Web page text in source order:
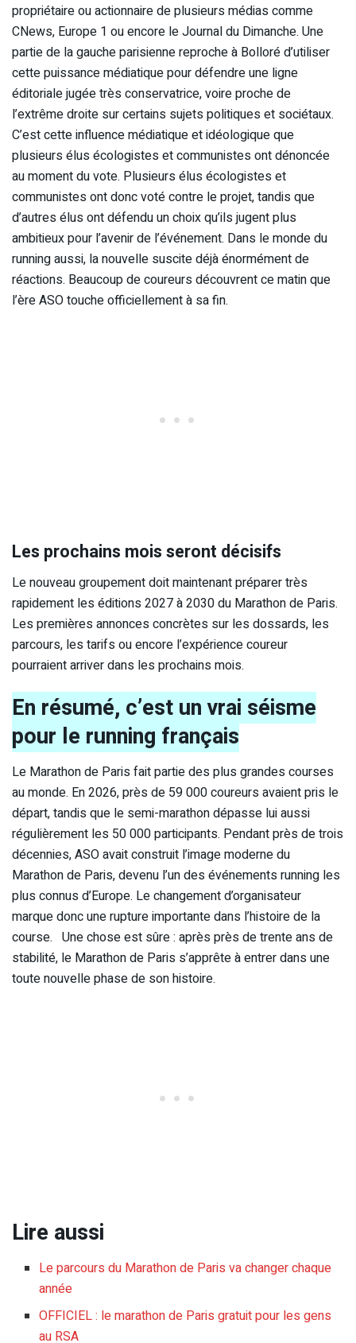
propriétaire ou actionnaire de plusieurs médias comme
CNews, Europe 1 ou encore le Journal du Dimanche. Une
partie de la gauche parisienne reproche à Bolloré d’utiliser
cette puissance médiatique pour défendre une ligne
éditoriale jugée très conservatrice, voire proche de
l’extrême droite sur certains sujets politiques et sociétaux.
C’est cette influence médiatique et idéologique que
plusieurs élus écologistes et communistes ont dénoncée
au moment du vote. Plusieurs élus écologistes et
communistes ont donc voté contre le projet, tandis que
d’autres élus ont défendu un choix qu’ils jugent plus
ambitieux pour l’avenir de l’événement. Dans le monde du
running aussi, la nouvelle suscite déjà énormément de
réactions. Beaucoup de coureurs découvrent ce matin que
l’ère ASO touche officiellement à sa fin.
Les prochains mois seront décisifs
Le nouveau groupement doit maintenant préparer très
rapidement les éditions 2027 à 2030 du Marathon de Paris.
Les premières annonces concrètes sur les dossards, les
parcours, les tarifs ou encore l’expérience coureur
pourraient arriver dans les prochains mois.
En résumé, c’est un vrai séisme
pour le running français
Le Marathon de Paris fait partie des plus grandes courses
au monde. En 2026, près de 59 000 coureurs avaient pris le
départ, tandis que le semi-marathon dépasse lui aussi
régulièrement les 50 000 participants. Pendant près de trois
décennies, ASO avait construit l’image moderne du
Marathon de Paris, devenu l’un des événements running les
plus connus d’Europe. Le changement d’organisateur
marque donc une rupture importante dans l’histoire de la
course. Une chose est sûre : après près de trente ans de
stabilité, le Marathon de Paris s’apprête à entrer dans une
toute nouvelle phase de son histoire.
Lire aussi
Le parcours du Marathon de Paris va changer chaque
année
OFFICIEL : le marathon de Paris gratuit pour les gens
au RSA